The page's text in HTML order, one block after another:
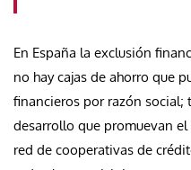
En España la exclusión
no hay cajas de ahorro que
financieros por razón social;
desarrollo que promuevan
red de cooperativas de